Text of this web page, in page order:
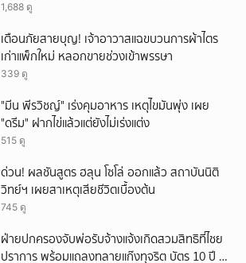
1,688 ดู
เตือนภัยสายบุญ! เจ้าอาวาสแฉขบวนการผ้าไตร
เก่าแพ็กใหม่ หลอกขายช่วงเข้าพรรษา
339 ดู
"มีน พีรวิชญ์" เร่งคุมอาหาร เหตุไขมันพุ่ง เผย
"ดรีม" ฝากไข่แล้วแต่ยังไม่เร่งแต่ง
515 ดู
ด่วน! ผลชันสูตร ฮลุน โซโล่ ออกแล้ว สถาบันนิติ
วิทย์ฯ เผยสาเหตุเสียชีวิตเบื้องต้น
745 ดู
ฝ่ายปกครองจับพ่อรับจ้างแจ้งเกิดสวมสิทธิที่ไชย
ปราการ พร้อมแถลงทลายแก๊งทุจริต บัตร 10 ปี ที่